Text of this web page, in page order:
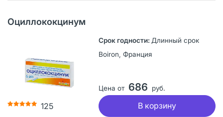
Оциллококцинум
125
Длинный срок
Boiron, Франция
Цена от 686 руб.
В корзину